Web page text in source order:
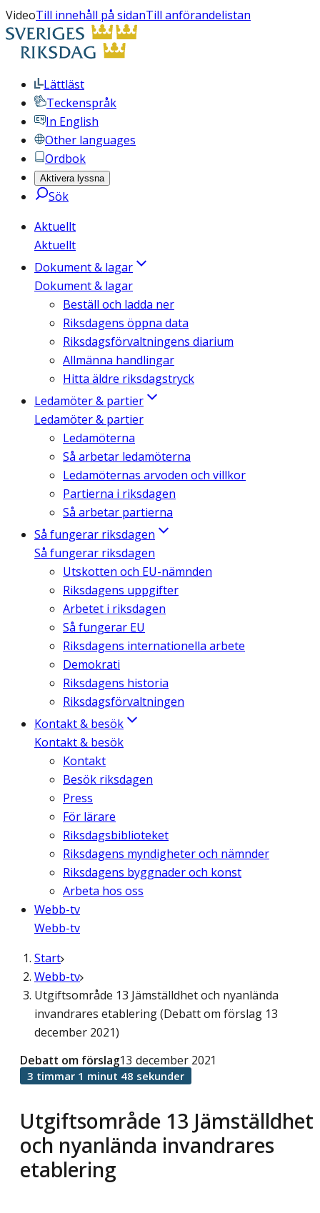
VideoTill innehåll på sidanTill anförandelistan
Lättläst
Teckenspråk
In English
Other languages
Ordbok
Aktivera lyssna
Sök
Aktuellt
Aktuellt
Dokument & lagar
Dokument & lagar
Beställ och ladda ner
Riksdagens öppna data
Riksdagsförvaltningens diarium
Allmänna handlingar
Hitta äldre riksdagstryck
Ledamöter & partier
Ledamöter & partier
Ledamöterna
Så arbetar ledamöterna
Ledamöternas arvoden och villkor
Partierna i riksdagen
Så arbetar partierna
Så fungerar riksdagen
Så fungerar riksdagen
Utskotten och EU-nämnden
Riksdagens uppgifter
Arbetet i riksdagen
Så fungerar EU
Riksdagens internationella arbete
Demokrati
Riksdagens historia
Riksdagsförvaltningen
Kontakt & besök
Kontakt & besök
Kontakt
Besök riksdagen
Press
För lärare
Riksdagsbiblioteket
Riksdagens myndigheter och nämnder
Riksdagens byggnader och konst
Arbeta hos oss
Webb-tv
Webb-tv
Start
Webb-tv
Utgiftsområde 13 Jämställdhet och nyanlända
invandrares etablering (Debatt om förslag 13
december 2021)
Utgiftsområde 13 Jämställdhet
och nyanlända invandrares
etablering
Debatt om förslag13 december 2021
3 timmar 1 minut 48 sekunder